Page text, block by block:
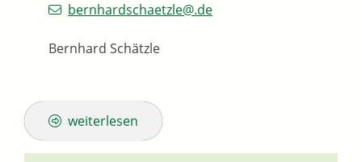
bernhardschaetzle@.de
Bernhard Schätzle
weiterlesen